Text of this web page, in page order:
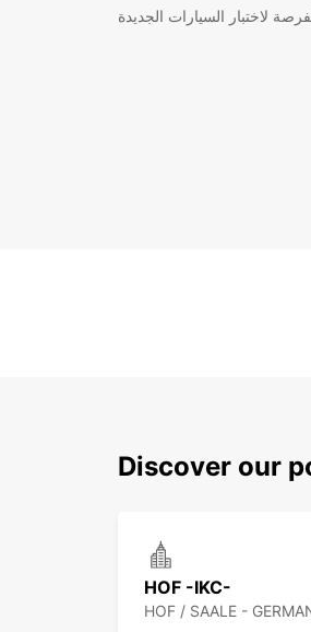
لاختبار السيارات الجديدة
Discover our
HOF -IKC-
HOF / SAALE -